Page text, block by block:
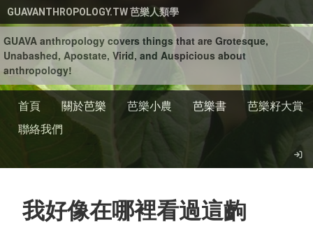
移至主內容
GUAVANTHROPOLOGY.TW 芭樂人類學
GUAVA anthropology covers things that are Grotesque,
Unabashed, Apostate, Virid, and Auspicious about
anthropology!
首頁 關於芭樂 芭樂小農 芭樂書
芭樂籽大賞
聯絡我們
我好像在哪裡看過這齣